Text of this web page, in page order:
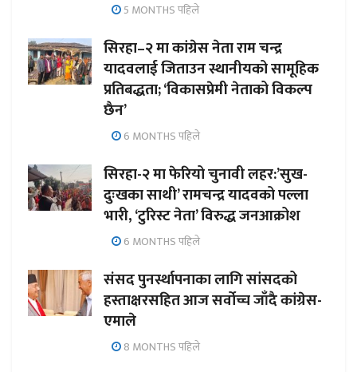
5 MONTHS पहिले
सिरहा–२ मा कांग्रेस नेता राम चन्द्र
यादवलाई जिताउन स्थानीयको सामूहिक
प्रतिबद्धता; ‘विकासप्रेमी नेताको विकल्प
छैन’
6 MONTHS पहिले
सिरहा-२ मा फेरियो चुनावी लहर:’सुख-
दुःखका साथी’ रामचन्द्र यादवको पल्ला
भारी, ‘टुरिस्ट नेता’ विरुद्ध जनआक्रोश
6 MONTHS पहिले
संसद पुनर्स्थापनाका लागि सांसदको
हस्ताक्षरसहित आज सर्वोच्च जाँदै कांग्रेस-
एमाले
8 MONTHS पहिले